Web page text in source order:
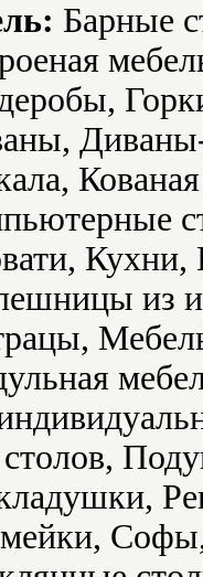
Барные
Кухни,
из
столов,